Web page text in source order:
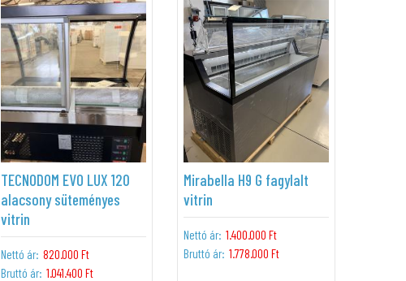
TECNODOM EVO LUX 120
alacsony süteményes
vitrin
Nettó ár: 820.000 Ft
Bruttó ár: 1.041.400 Ft
Mirabella H9 G fagylalt
vitrin
Nettó ár: 1.400.000 Ft
Bruttó ár: 1.778.000 Ft